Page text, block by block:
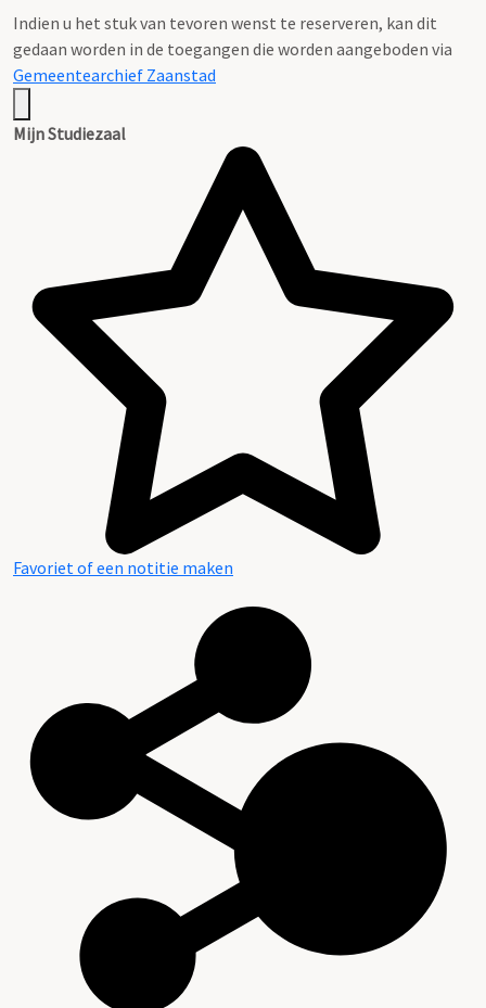
Indien u het stuk van tevoren wenst te reserveren, kan dit
gedaan worden in de toegangen die worden aangeboden via
Gemeentearchief Zaanstad
Mijn Studiezaal
Favoriet of een notitie maken